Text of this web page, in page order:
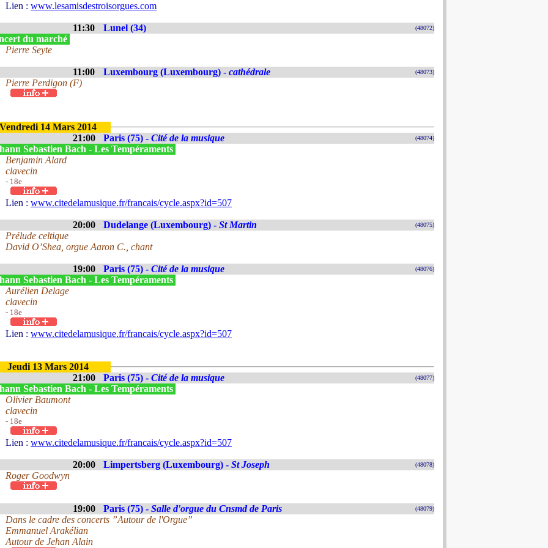
Lien : www.lesamisdestroisorgues.com
11:30 Lunel (34) (48072)
du marché
Pierre Seyte
11:00 Luxembourg (Luxembourg) - cathédrale (48073)
Pierre Perdigon (F)
Vendredi 14 Mars 2014
21:00
Paris (75) - Cité de la musique (48074)
Sebastien Bach - Les Tempéraments
Benjamin Alard
clavecin
- 18e
Lien : www.citedelamusique.fr/francais/cycle.aspx?id=507
20:00 Dudelange (Luxembourg) - St Martin (48075)
Prélude celtique
David O’Shea, orgue Aaron C., chant
19:00 Paris (75) - Cité de la musique (48076)
Sebastien Bach - Les Tempéraments
Aurélien Delage
clavecin
- 18e
Lien : www.citedelamusique.fr/francais/cycle.aspx?id=507
Jeudi 13 Mars 2014
21:00
Paris (75) - Cité de la musique (48077)
Sebastien Bach - Les Tempéraments
Olivier Baumont
clavecin
- 18e
Lien : www.citedelamusique.fr/francais/cycle.aspx?id=507
20:00 Limpertsberg (Luxembourg) - St Joseph (48078)
Roger Goodwyn
19:00 Paris (75) - Salle d'orgue du Cnsmd de Paris (48079)
Dans le cadre des concerts ”Autour de l'Orgue”
Emmanuel Arakélian
Autour de Jehan Alain